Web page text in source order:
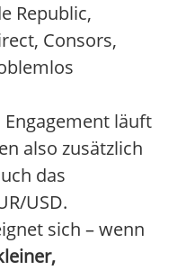
Republic,
Consors,
Engagement läuft
also zusätzlich
das
USD.
sich – wenn